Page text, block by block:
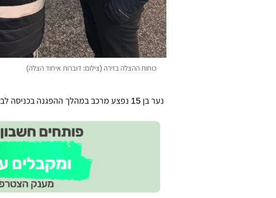
כוחות ההצלה בזירה (צילום: דוברות איחוד הצלה)
נער בן 15 נפצע מרכב במהלך ההפגנה בכניסה לבני ברק